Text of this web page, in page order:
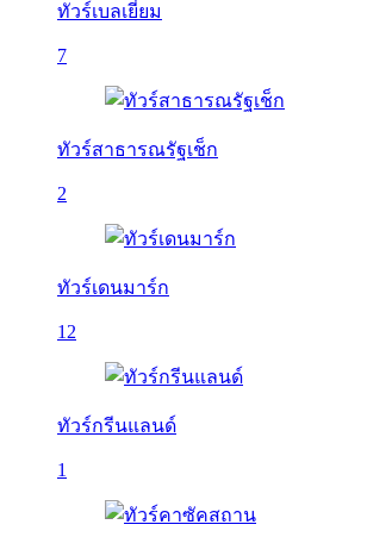
ทัวร์เบลเยี่ยม
7
ทัวร์สาธารณรัฐเช็ก
2
ทัวร์เดนมาร์ก
12
ทัวร์กรีนแลนด์
1